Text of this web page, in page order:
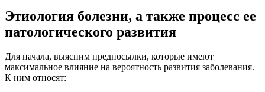
Этиология болезни, а также процесс ее
патологического развития
Для начала, выясним предпосылки, которые имеют
максимальное влияние на вероятность развития заболевания.
К ним относят: